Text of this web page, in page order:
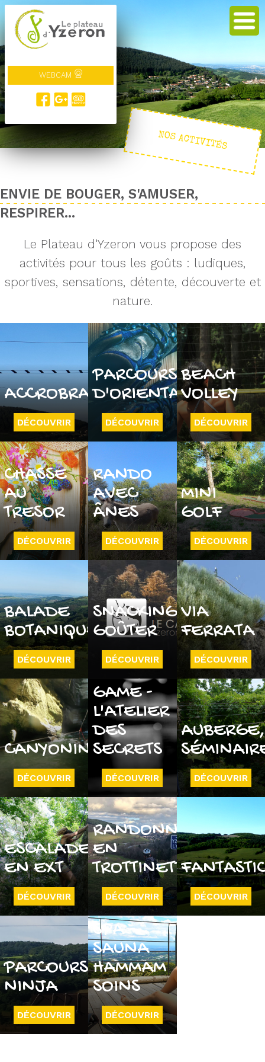
WEBCAM
NOS ACTIVITÉS
ENVIE DE BOUGER, S'AMUSER,
RESPIRER...
Le Plateau d'Yzeron vous propose des
activités pour tous les goûts : ludiques,
sportives, sensations, détente, découverte et
nature.
ACCROBRANCHE
DÉCOUVRIR
PARCOURS
D'ORIENTATION
DÉCOUVRIR
BEACH
VOLLEY
DÉCOUVRIR
CHASSE
AU
TRESOR
DÉCOUVRIR
RANDO
AVEC
ÂNES
DÉCOUVRIR
MINI
GOLF
DÉCOUVRIR
BALADE
BOTANIQUE
DÉCOUVRIR
SNACKING
GOÛTER
DÉCOUVRIR
VIA
FERRATA
DÉCOUVRIR
CANYONING
DÉCOUVRIR
ESCAPE
GAME -
L'ATELIER
DES
SECRETS
DÉCOUVRIR
AUBERGE,
DÉCOUVRIR
ESCALADE
EN EXT
DÉCOUVRIR
RANDONNÉE
EN
TROTTINETTE
DÉCOUVRIR DÉCOUVRIR
PARCOURS
NINJA
DÉCOUVRIR
SPA -
SAUNA
HAMMAM
SOINS
DÉCOUVRIR